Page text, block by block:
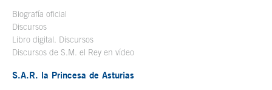
Biografía oficial
Discursos
Libro digital. Discursos
Discursos de S.M. el Rey en vídeo
S.A.R. la Princesa de Asturias